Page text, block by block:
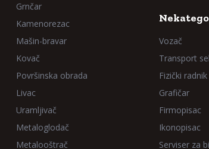
Grnčar
Kamenorezac
Mašin-bravar
Kovač
Površinska obrada
Livac
Uramljivač
Metaloglodač
Metalooštrač
Vozač
Transport
Fizički radnik
Grafičar
Firmopisac
Ikonopisac
Serviser za